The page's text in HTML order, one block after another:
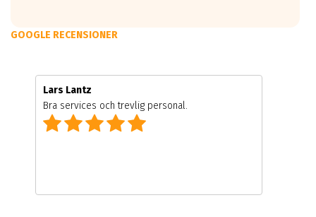
GOOGLE RECENSIONER
Lars Lantz
Bra services och trevlig personal.